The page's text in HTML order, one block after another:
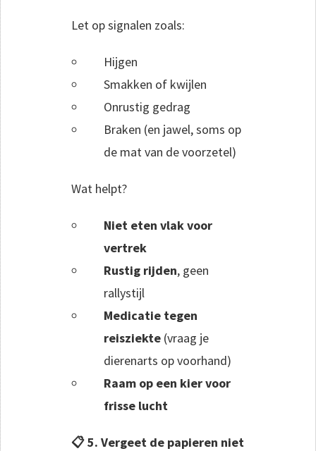
Let op signalen zoals:
Hijgen
Smakken of kwijlen
Onrustig gedrag
Braken (en jawel, soms op
de mat van de voorzetel)
Wat helpt?
Niet eten vlak voor
vertrek
Rustig rijden, geen
rallystijl
Medicatie tegen
reisziekte (vraag je
dierenarts op voorhand)
Raam op een kier voor
frisse lucht
📋 5. Vergeet de papieren niet